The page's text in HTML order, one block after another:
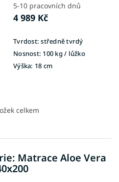
5-10 pracovních dnů
4 989 Kč
Tvrdost: středně tvrdý
Nosnost: 100 kg​​​​​ / lůžko
Výška: 18 cm
O
á
a
c
celkem
Matrace Aloe Vera